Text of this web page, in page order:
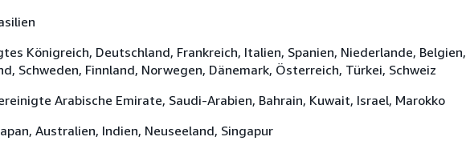
Königreich, Deutschland, Frankreich, Italien, Spanien, Niederlande, Belgien,
Schweden, Finnland, Norwegen, Dänemark, Österreich, Türkei, Schweiz
Arabische Emirate, Saudi-Arabien, Bahrain, Kuwait, Israel, Marokko
Australien, Indien, Neuseeland, Singapur